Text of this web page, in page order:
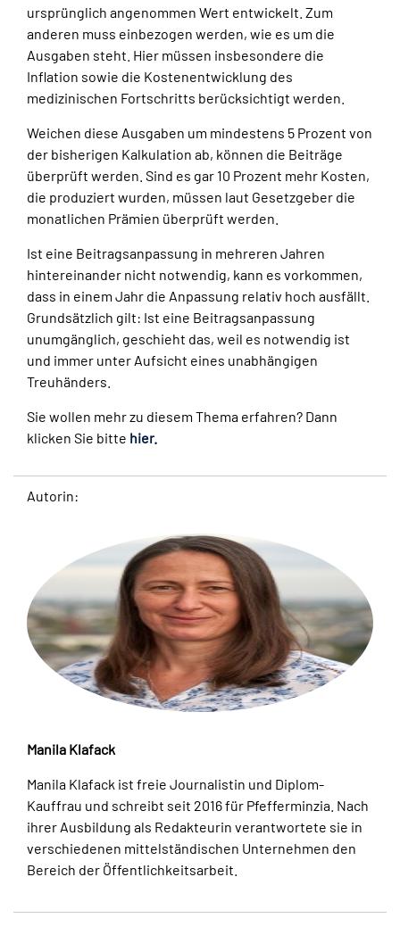
ursprünglich angenommen Wert entwickelt. Zum
anderen muss einbezogen werden, wie es um die
Ausgaben steht. Hier müssen insbesondere die
Inflation sowie die Kostenentwicklung des
medizinischen Fortschritts berücksichtigt werden.
Weichen diese Ausgaben um mindestens 5 Prozent von
der bisherigen Kalkulation ab, können die Beiträge
überprüft werden. Sind es gar 10 Prozent mehr Kosten,
die produziert wurden, müssen laut Gesetzgeber die
monatlichen Prämien überprüft werden.
Ist eine Beitragsanpassung in mehreren Jahren
hintereinander nicht notwendig, kann es vorkommen,
dass in einem Jahr die Anpassung relativ hoch ausfällt.
Grundsätzlich gilt: Ist eine Beitragsanpassung
unumgänglich, geschieht das, weil es notwendig ist
und immer unter Aufsicht eines unabhängigen
Treuhänders.
Sie wollen mehr zu diesem Thema erfahren? Dann
klicken Sie bitte hier.
Autorin:
Manila Klafack
Manila Klafack ist freie Journalistin und Diplom-
Kauffrau und schreibt seit 2016 für Pfefferminzia. Nach
ihrer Ausbildung als Redakteurin verantwortete sie in
verschiedenen mittelständischen Unternehmen den
Bereich der Öffentlichkeitsarbeit.